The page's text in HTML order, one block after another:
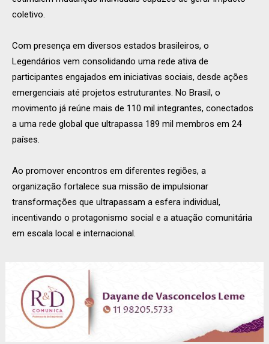
coletivo.
Com presença em diversos estados brasileiros, o
Legendários vem consolidando uma rede ativa de
participantes engajados em iniciativas sociais, desde ações
emergenciais até projetos estruturantes. No Brasil, o
movimento já reúne mais de 110 mil integrantes, conectados
a uma rede global que ultrapassa 189 mil membros em 24
países.
Ao promover encontros em diferentes regiões, a
organização fortalece sua missão de impulsionar
transformações que ultrapassam a esfera individual,
incentivando o protagonismo social e a atuação comunitária
em escala local e internacional.